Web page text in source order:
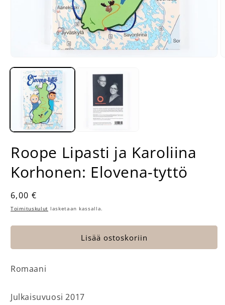
aineisto
modaalisessa
ikkunassa
Roope Lipasti ja Karoliina
Korhonen: Elovena-tyttö
Normaalihinta
6,00 €
Toimituskulut lasketaan kassalla.
Lisää ostoskoriin
Romaani
Julkaisuvuosi 2017